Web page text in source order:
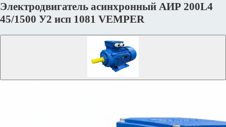
Электродвигатель асинхронный АИР 200L4
45/1500 У2 исп 1081 VEMPER